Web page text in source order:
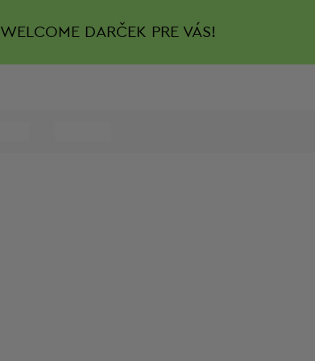
WELCOME DARČEK PRE VÁS!